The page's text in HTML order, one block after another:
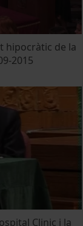
hipocràtic de la
2015
Clinic i la